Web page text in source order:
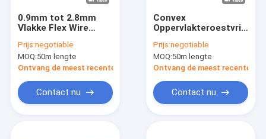
0.9mm tot 2.8mm
Vlakke Flex Wire
Diverse Rand
Prijs:negotiable
MOQ:50m lengte
Ontvang de meest recente Prijs
Contact nu
Convex
Oppervlakteroestvrij
Belt 5mm tot 20mm
Prijs:negotiable
MOQ:50m lengte
Ontvang de meest recente
Contact nu